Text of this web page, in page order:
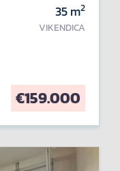
35m2
VIKENDICA
€159.000